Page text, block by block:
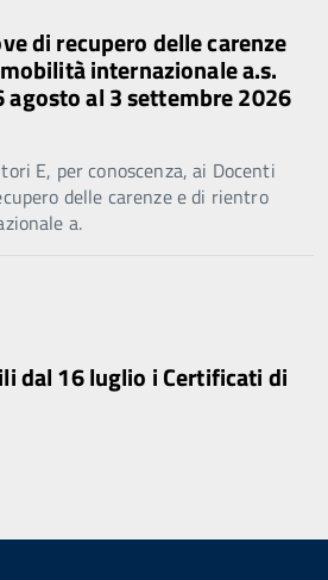
di recupero delle carenze
internazionale a.s.
al 3 settembre 2026
E, per conoscenza, ai Docenti
delle carenze e di rientro
a.
dal 16 luglio i Certificati di